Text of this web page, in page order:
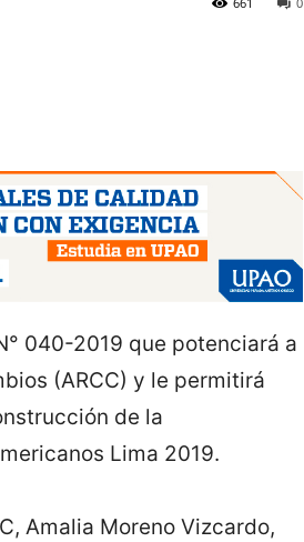
040-2019 que potenciará a
(ARCC) y le permitirá
de la
Lima 2019.
Amalia Moreno Vizcardo,